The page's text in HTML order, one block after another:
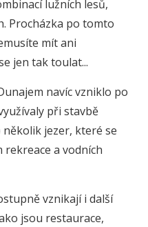
lužních lesů,
Procházka po tomto
mít ani
jen tak toulat...
navíc vzniklo po
při stavbě
jezer, které se
rekreace a vodních
vznikají i další
jsou restaurace,